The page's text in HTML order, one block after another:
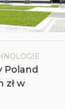
Poland
zł w